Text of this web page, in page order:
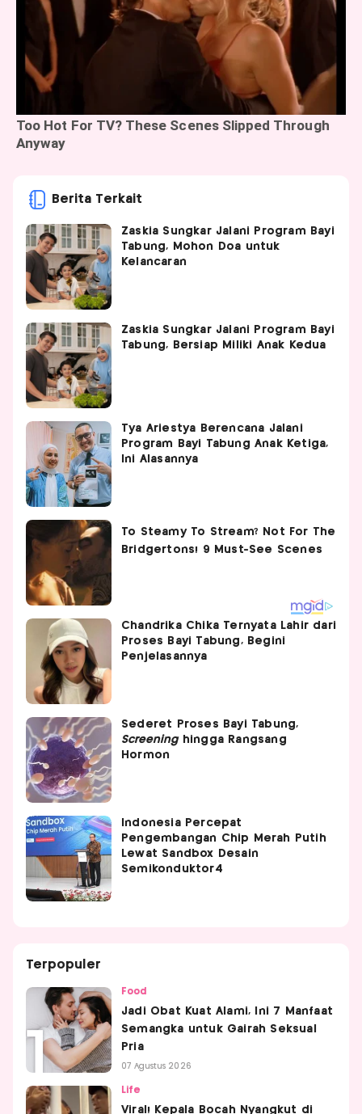
Berita Terkait
Zaskia Sungkar Jalani Program Bayi
Tabung, Mohon Doa untuk
Kelancaran
Zaskia Sungkar Jalani Program Bayi
Tabung, Bersiap Miliki Anak Kedua
Tya Ariestya Berencana Jalani
Program Bayi Tabung Anak Ketiga,
Ini Alasannya
Chandrika Chika Ternyata Lahir dari
Proses Bayi Tabung, Begini
Penjelasannya
Sederet Proses Bayi Tabung,
Screeninghingga Rangsang
Hormon
Indonesia Percepat
Pengembangan Chip Merah Putih
Lewat Sandbox Desain
Semikonduktor4
Terpopuler
Food
Jadi Obat Kuat Alami, Ini 7 Manfaat
Semangka untuk Gairah Seksual
Pria
07 Agustus 2026
Life
Viral! Kepala Bocah Nyangkut di